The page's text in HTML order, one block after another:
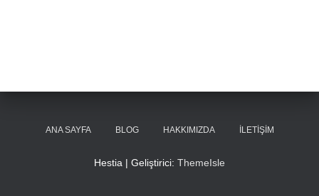
ANA SAYFA BLOG HAKKIMIZDA İLETIŞIM
Hestia | Geliştirici: ThemeIsle